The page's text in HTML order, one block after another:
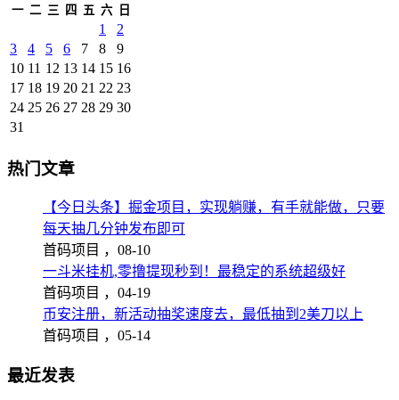
一 二 三 四 五 六 日
1
2
3
4 5 6 7 8
9
10 11 12 13 14 15 16
17 18 19 20 21 22 23
24 25 26 27 28 29 30
31
热门文章
【今日头条】掘金项目，实现躺赚，有手就能做，只要
每天抽几分钟发布即可
首码项目 ， 08-10
一斗米挂机,零撸提现秒到！最稳定的系统超级好
首码项目 ， 04-19
币安注册，新活动抽奖速度去，最低抽到2美刀以上
首码项目 ， 05-14
最近发表